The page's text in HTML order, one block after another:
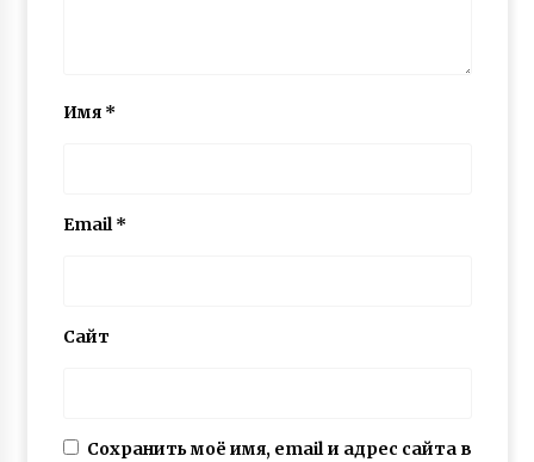
Имя *
Email*
Сайт
Сохранить моё имя, email и адрес сайта в